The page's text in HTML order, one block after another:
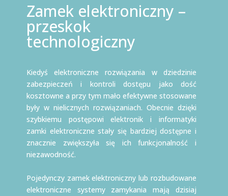
Zamek elektroniczny –
przeskok
technologiczny
Kiedyś elektroniczne rozwiązania w dziedzinie
zabezpieczeń i kontroli dostępu jako dość
kosztowne a przy tym mało efektywne stosowane
były w nielicznych rozwiązaniach. Obecnie dzięki
szybkiemu postępowi elektronik i informatyki
zamki elektroniczne stały się bardziej dostępne i
znacznie zwiększyła się ich funkcjonalność i
niezawodność.
Pojedynczy zamek elektroniczny lub rozbudowane
elektroniczne systemy zamykania mają dzisiaj